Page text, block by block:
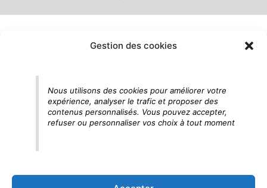
Gestion des cookies
Nous utilisons des cookies pour améliorer votre
expérience, analyser le trafic et proposer des
contenus personnalisés. Vous pouvez accepter,
refuser ou personnaliser vos choix à tout moment